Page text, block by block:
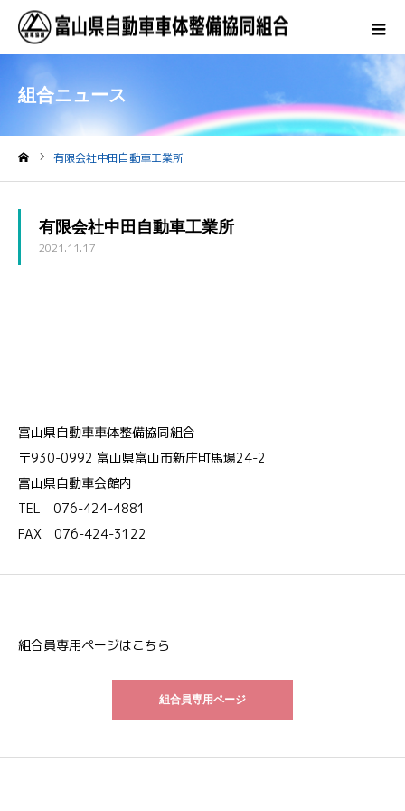
組合ニュース
有限会社中田自動車工業所
有限会社中田自動車工業所
2021.11.17
富山県自動車車体整備協同組合
〒930-0992 富山県富山市新庄町馬場24-2
富山県自動車会館内
TEL 076-424-4881
FAX 076-424-3122
組合員専用ページはこちら
組合員専用ページ